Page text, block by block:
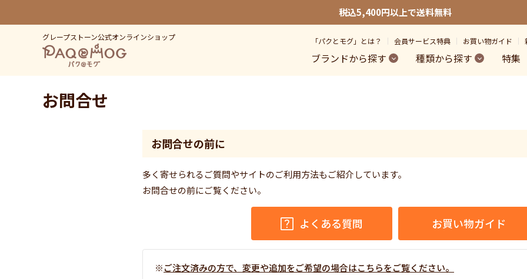
税込5,400円以上で送料無料
グレープストーン公式オンラインショップ 「パクとモグ」とは？ 会員サービス特典 お買い物ガイド
ブランドから探す 種類から探す 特集
お問合せ
お問合せの前に
多く寄せられるご質問やサイトのご利用方法もご紹介しています。
お問合せの前にご覧ください。
よくある質問 お買い物ガイド
ご注文済みの方で、変更や追加をご希望の場合はこちらをご覧ください。